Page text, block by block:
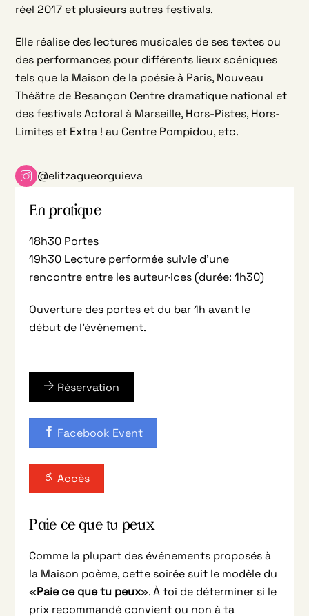
réel 2017 et plusieurs autres festivals.
Elle réalise des lectures musicales de ses textes ou
des performances pour différents lieux scéniques
tels que la Maison de la poésie à Paris, Nouveau
Théâtre de Besançon Centre dramatique national et
des festivals Actoral à Marseille, Hors-Pistes, Hors-
Limites et Extra ! au Centre Pompidou, etc.
@elitzagueorguieva
En pratique
18h30 Portes
19h30 Lecture performée suivie d’une
rencontre entre les auteur·ices (durée: 1h30)
Ouverture des portes et du bar 1h avant le
début de l’évènement.
Réservation
Facebook Event
Accès
Paie ce que tu peux
Comme la plupart des événements proposés à
la Maison poème, cette soirée suit le modèle du
«Paie ce que tu peux». À toi de déterminer si le
prix recommandé convient ou non à ta